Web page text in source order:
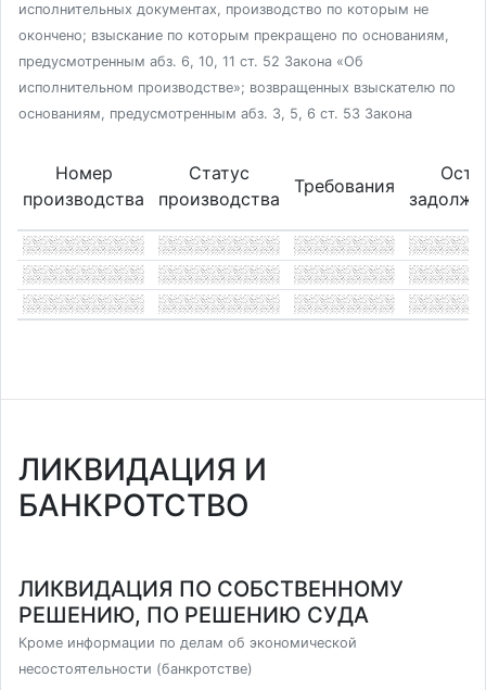
исполнительных документах, производство по которым не
окончено; взыскание по которым прекращено по основаниям,
предусмотренным абз. 6, 10, 11 ст. 52 Закона «Об
исполнительном производстве»; возвращенных взыскателю по
основаниям, предусмотренным абз. 3, 5, 6 ст. 53 Закона
Номер
производства
Статус
производства
Требования
ЛИКВИДАЦИЯ И
БАНКРОТСТВО
ЛИКВИДАЦИЯ ПО СОБСТВЕННОМУ
РЕШЕНИЮ, ПО РЕШЕНИЮ СУДА
Кроме информации по делам об экономической
несостоятельности (банкротстве)